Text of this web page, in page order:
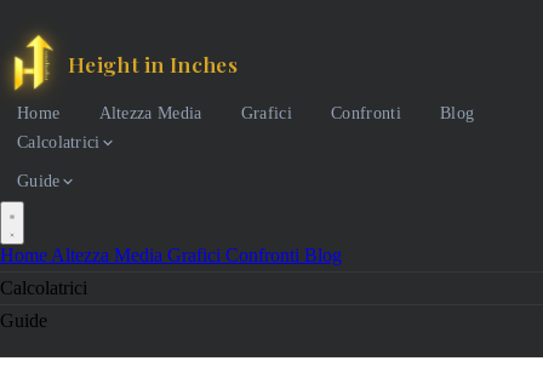
Height in Inches
Home Altezza Media Grafici Confronti
Blog
Calcolatrici
Guide
Home Altezza Media Grafici Confronti Blog
Calcolatrici
Guide